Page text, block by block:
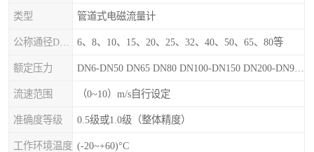
类型 管道式电磁流量计
6、8、10、15、20、25、32、40、50、65、80等
额定压力
流速范围 （0~10）m/s自行设定
准确度等级 0.5级或1.0级（整体精度）
工作环境温度 (-20~+60)°C